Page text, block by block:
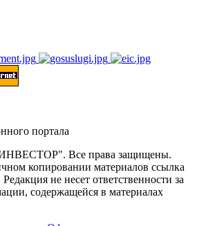
портала
Все права защищены.
копировании материалов ссылка
не несет ответственности за
содержащейся в материалах